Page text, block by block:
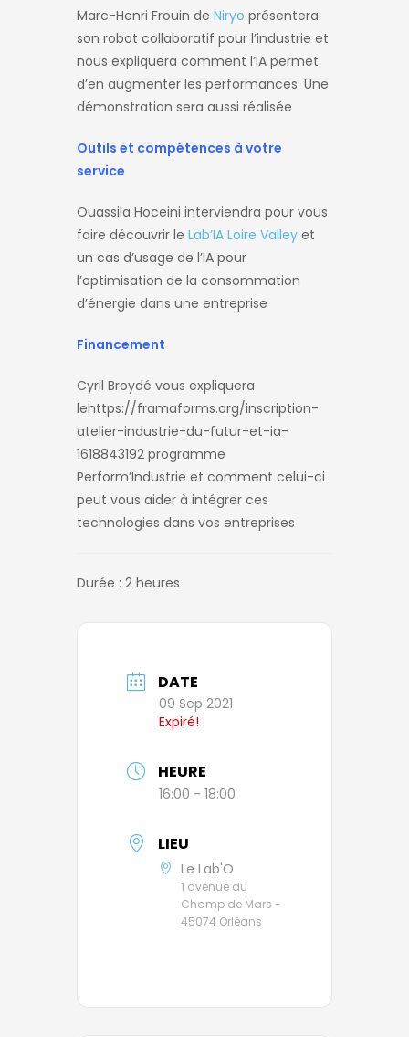
Marc-Henri Frouin de Niryo présentera
son robot collaboratif pour l’industrie et
nous expliquera comment l’IA permet
d’en augmenter les performances. Une
démonstration sera aussi réalisée
Outils et compétences à votre
service
Ouassila Hoceini interviendra pour vous
faire découvrir le Lab’IA Loire Valley et
un cas d’usage de l’IA pour
l’optimisation de la consommation
d’énergie dans une entreprise
Financement
Cyril Broydé vous expliquera
lehttps://framaforms.org/inscription-
atelier-industrie-du-futur-et-ia-
1618843192 programme
Perform’Industrie et comment celui-ci
peut vous aider à intégrer ces
technologies dans vos entreprises
Durée : 2 heures
DATE
09 Sep 2021
Expiré!
HEURE
16:00 - 18:00
LIEU
Le Lab'O
1 avenue du
Champ de Mars -
45074 Orléans